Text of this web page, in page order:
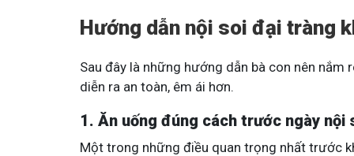
Hướng dẫn nội soi đại tràng
Sau đây là những hướng dẫn bà con nên
diễn ra an toàn, êm ái hơn.
1. Ăn uống đúng cách trước ngày nội
Một trong những điều quan trọng nhất trước